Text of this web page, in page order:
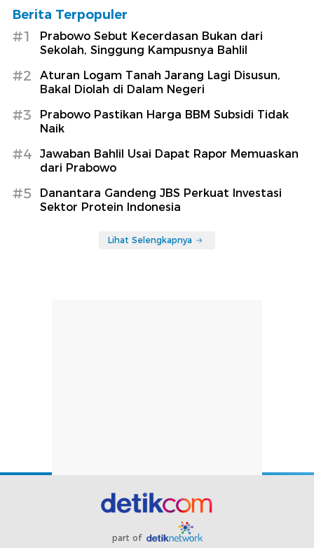
Berita Terpopuler
#1
Prabowo Sebut Kecerdasan Bukan dari
Sekolah, Singgung Kampusnya Bahlil
#2
Aturan Logam Tanah Jarang Lagi Disusun,
Bakal Diolah di Dalam Negeri
#3
Prabowo Pastikan Harga BBM Subsidi Tidak
Naik
#4
Jawaban Bahlil Usai Dapat Rapor Memuaskan
dari Prabowo
#5
Danantara Gandeng JBS Perkuat Investasi
Sektor Protein Indonesia
Lihat Selengkapnya
part of